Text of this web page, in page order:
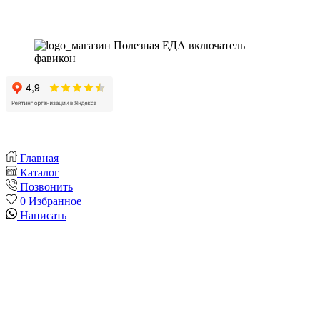
Главная
Каталог
Позвонить
0 Избранное
Написать